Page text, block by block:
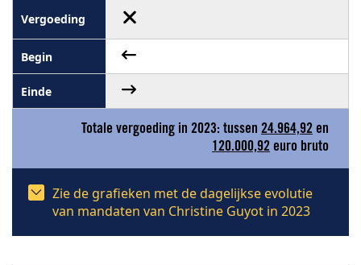
Totale vergoeding in 2023: tussen 24.964,92 en
120.000,92 euro bruto
Zie de grafieken met de dagelijkse evolutie
van mandaten van Christine Guyot in 2023